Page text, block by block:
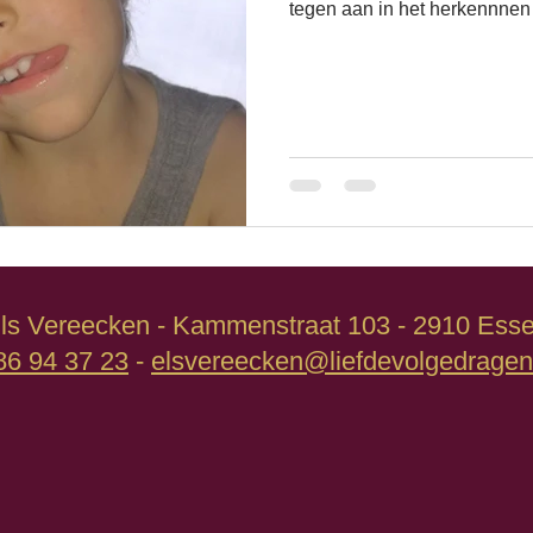
tegen aan in het herkennnen
Vereecken - Kammenstraat 103 - 2910
94 37 23 -